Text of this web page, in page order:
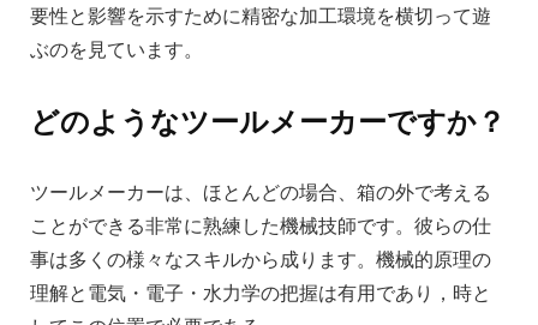
要性と影響を示すために精密な加工環境を横切って遊
ぶのを見ています。
どのようなツールメーカーですか？
ツールメーカーは、ほとんどの場合、箱の外で考える
ことができる非常に熟練した機械技師です。彼らの仕
事は多くの様々なスキルから成ります。機械的原理の
理解と電気・電子・水力学の把握は有用であり，時と